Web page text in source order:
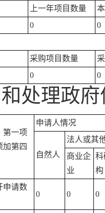
上一年项目数量
0
0
采购项目数量
0 0
处理政
第一项
加第四
申请人情况
自然人
法人或其
商业企
业
科
构
申请数
0 0 0